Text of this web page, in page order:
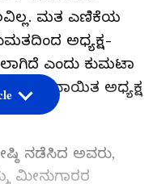
ಮತ ಎಣಿಕೆಯ
ಅಧ್ಯಕ್ಷ-
ಎಂದು ಕುಮಟಾ
ಚುನಾಯಿತ ಅಧ್ಯಕ್ಷ
ನಡೆಸಿದ ಅವರು,
ಮೀನುಗಾರರ